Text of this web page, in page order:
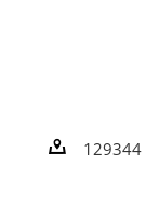
129344